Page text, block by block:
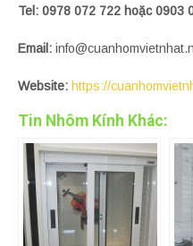
Tel: 0978 072 722 hoặc 0903
Email:
Website: https://
Tin Nhôm Kính Khác: